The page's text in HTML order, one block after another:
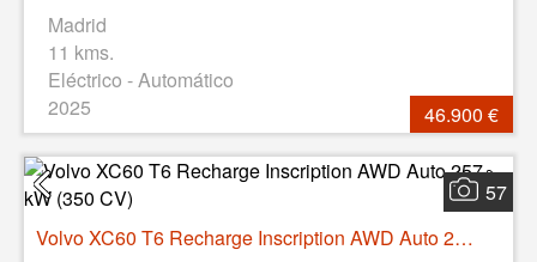
Madrid
11 kms.
Eléctrico - Automático
2025
46.900 €
57
Volvo XC60 T6 Recharge Inscription AWD Auto 257 kW (350 CV)